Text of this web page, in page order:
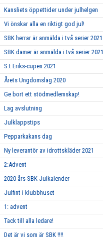
Kansliets öppettider under julhelgen
Vi önskar alla en riktigt god jul!
SBK herrar är anmälda i två serier 2021
SBK damer är anmälda i två serier 2021
S:t Eriks-cupen 2021
Årets Ungdomslag 2020
Ge bort ett stödmedlemskap!
Lag avslutning
Julklappstips
Pepparkakans dag
Ny leverantör av idrottskläder 2021
2:Advent
2020 års SBK Julkalender
Julfint i klubbhuset
1: advent
Tack till alla ledare!
Det är vi som är SBK !!!!